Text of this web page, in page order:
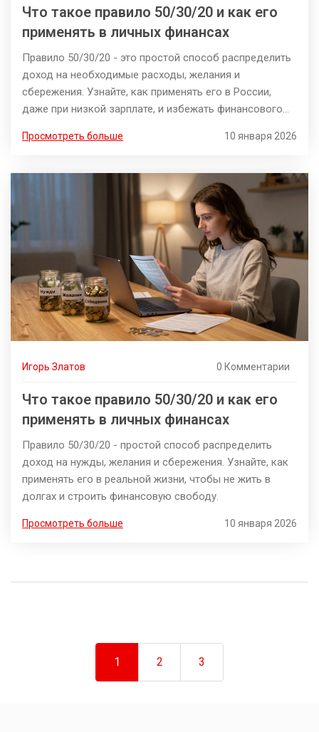
Что такое правило 50/30/20 и как его
применять в личных финансах
Правило 50/30/20 - это простой способ распределить
доход на необходимые расходы, желания и
сбережения. Узнайте, как применять его в России,
даже при низкой зарплате, и избежать финансового
Просмотреть больше 10 января 2026
Игорь Златов 0 Комментарии
Что такое правило 50/30/20 и как его
применять в личных финансах
Правило 50/30/20 - простой способ распределить
доход на нужды, желания и сбережения. Узнайте, как
применять его в реальной жизни, чтобы не жить в
долгах и строить финансовую свободу.
Просмотреть больше 10 января 2026
1 2 3